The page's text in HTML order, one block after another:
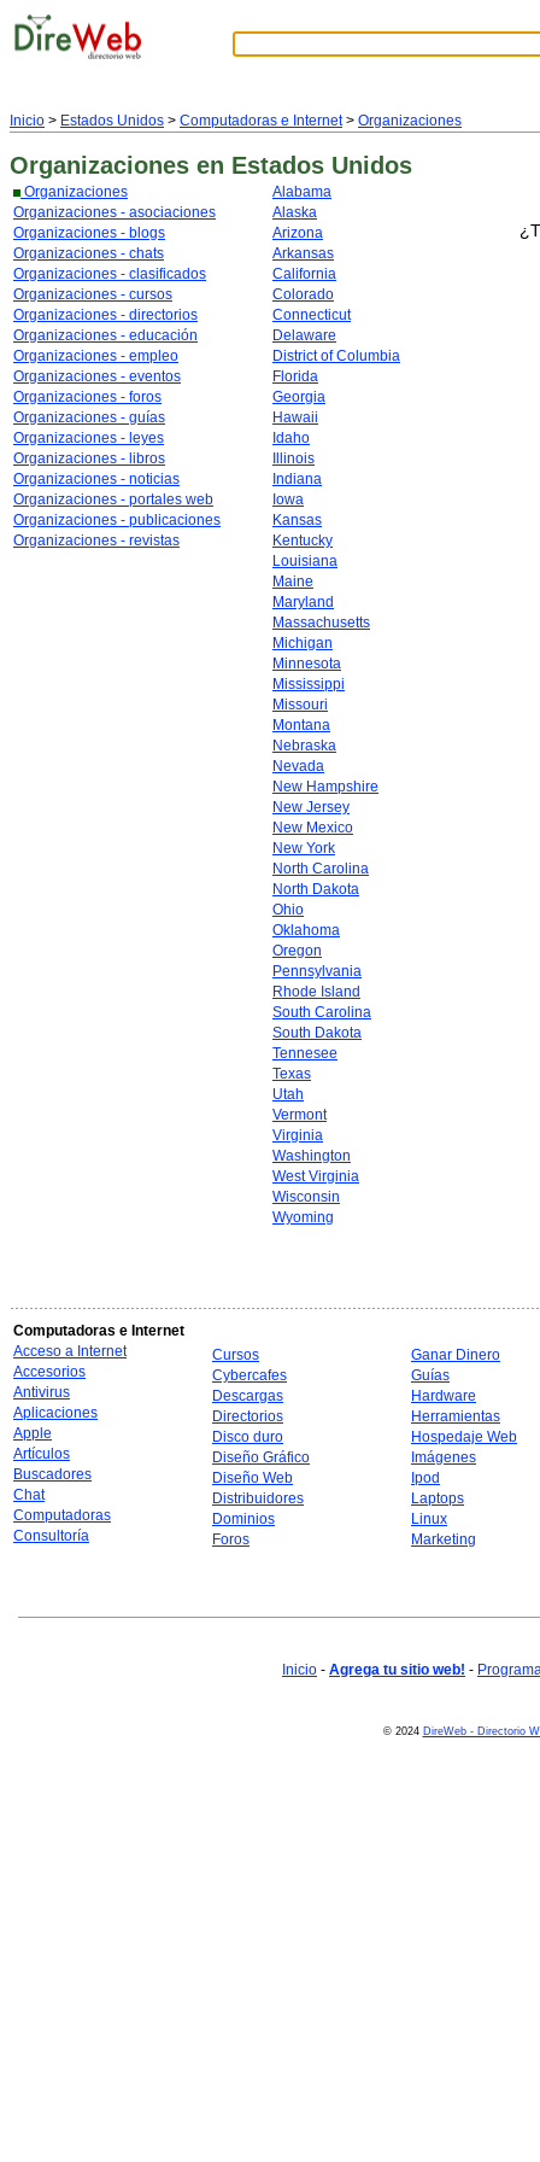
Inicio > Estados Unidos > Computadoras e Internet> Organizaciones
Organizaciones en Estados Unidos
Organizaciones
Organizaciones - asociaciones
Organizaciones - blogs
Organizaciones - chats
Organizaciones - clasificados
Organizaciones - cursos
Organizaciones - directorios
Organizaciones - educación
Organizaciones - empleo
Organizaciones - eventos
Organizaciones - foros
Organizaciones - guías
Organizaciones - leyes
Organizaciones - libros
Organizaciones - noticias
Organizaciones - portales web
Organizaciones - publicaciones
Organizaciones - revistas
Alabama
Alaska
Arizona
Arkansas
California
Colorado
Connecticut
Delaware
District of Columbia
Florida
Georgia
Hawaii
Idaho
Illinois
Indiana
Iowa
Kansas
Kentucky
Louisiana
Maine
Maryland
Massachusetts
Michigan
Minnesota
Mississippi
Missouri
Montana
Nebraska
Nevada
New Hampshire
New Jersey
New Mexico
New York
North Carolina
North Dakota
Ohio
Oklahoma
Oregon
Pennsylvania
Rhode Island
South Carolina
South Dakota
Tennesee
Texas
Utah
Vermont
Virginia
Washington
West Virginia
Wisconsin
Wyoming
Computadoras e Internet
Acceso a Internet
Accesorios
Antivirus
Aplicaciones
Apple
Artículos
Buscadores
Chat
Computadoras
Consultoría
Cursos
Cybercafes
Descargas
Directorios
Disco duro
Diseño Gráfico
Diseño Web
Distribuidores
Dominios
Foros
Ganar Dinero
Guías
Hardware
Herramientas
Hospedaje Web
Imágenes
Ipod
Laptops
Linux
Marketing
Inicio - Agrega tu sitio web! -
© 2024 DireWeb - Directorio